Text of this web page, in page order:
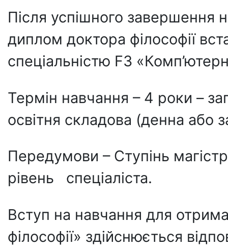
Після успішного завершення
диплом доктора філософії
спеціальністю F3
Термін навчання – 4 роки –
освітня складова (денна або
Передумови – Ступінь
рівень спеціаліста.
Вступ на навчання для
філософії» здійснюється